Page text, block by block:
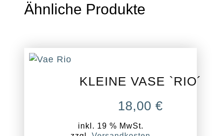
Ähnliche Produkte
KLEINE VASE `RIO´
18,00 €
inkl. 19 % MwSt.